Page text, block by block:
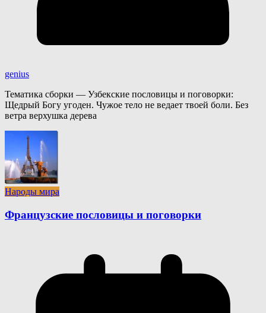
genius
Тематика сборки — Узбекские пословицы и поговорки:
Щедрый Богу угоден. Чужое тело не ведает твоей боли. Без
ветра верхушка дерева
Народы мира
Французские пословицы и поговорки